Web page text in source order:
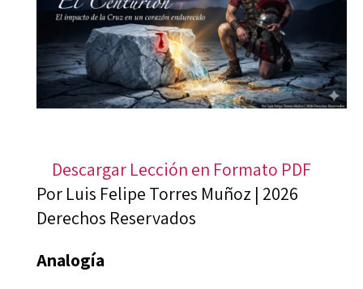
Descargar Lección en Formato PDF
Por Luis Felipe Torres Muñoz | 2026
Derechos Reservados
Analogía